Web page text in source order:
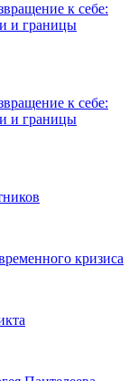
к себе:
и границы
к себе:
и границы
кризиса